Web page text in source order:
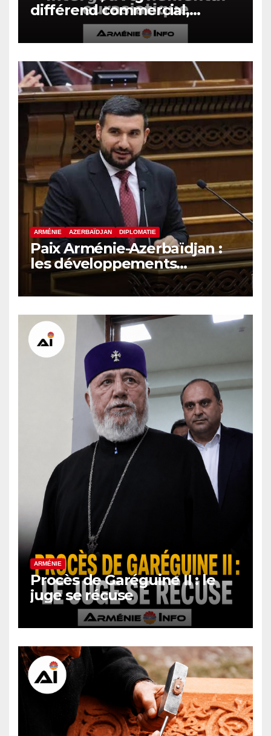
différend commercial,
assistera à la session du
Conseil intergouvernemental
ARMÉNIE AZERBAÏDJAN DIPLOMATIE
Paix Arménie-Azerbaïdjan :
les développements
internationaux pèsent sur la
signature finale
ARMÉNIE
Procès de Garéguine II : le
juge se récuse